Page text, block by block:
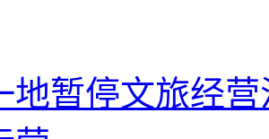
地暂停文旅经